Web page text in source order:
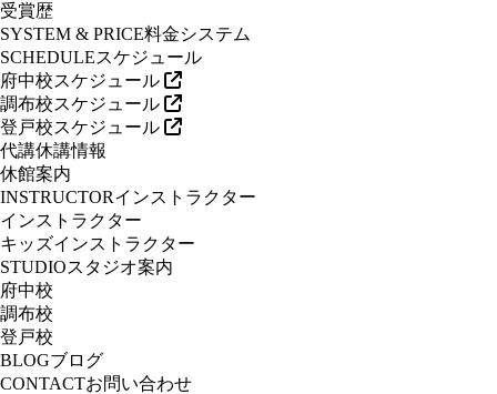
受賞歴
SYSTEM & PRICE料金システム
SCHEDULEスケジュール
府中校スケジュール
調布校スケジュール
登戸校スケジュール
代講休講情報
休館案内
INSTRUCTORインストラクター
インストラクター
キッズインストラクター
STUDIOスタジオ案内
府中校
調布校
登戸校
BLOGブログ
CONTACTお問い合わせ